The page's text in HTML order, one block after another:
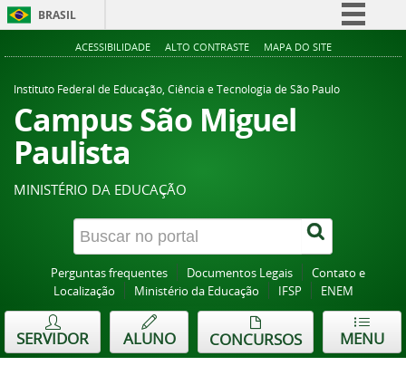
BRASIL
Simplifique!
Acesso à informação
ACESSIBILIDADE ALTO CONTRASTE MAPA DO SITE
Instituto Federal de Educação, Ciência e Tecnologia de São Paulo
Campus São Miguel
Paulista
MINISTÉRIO DA EDUCAÇÃO
Perguntas frequentes Documentos Legais
Contato e
Localização
Ministério da Educação IFSP ENEM
SERVIDOR ALUNO CONCURSOS MENU